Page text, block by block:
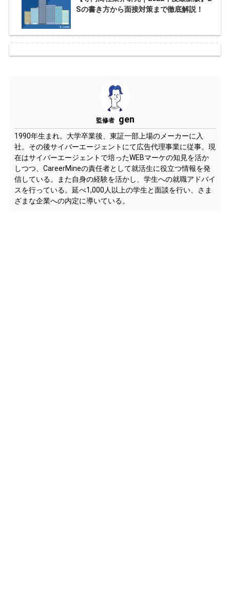
Sの書き方から面接対策まで徹底解説！
監修者 gen
1990年生まれ。大学卒業後、東証一部上場のメーカーに入
社。その後サイバーエージェントにて広告代理事業に従事。現
在はサイバーエージェントで培ったWEBマーケの知見を活か
しつつ、CareerMineの責任者として就活生に役立つ情報を発
信している。また自身の経験を活かし、学生への就職アドバイ
スを行っている。延べ1,000人以上の学生と面談を行い、さま
ざまな企業への内定に導いている。